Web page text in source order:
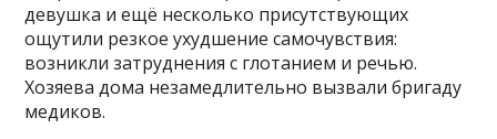
девушка и ещё несколько присутствующих
ощутили резкое ухудшение самочувствия:
возникли затруднения с глотанием и речью.
Хозяева дома незамедлительно вызвали бригаду
медиков.